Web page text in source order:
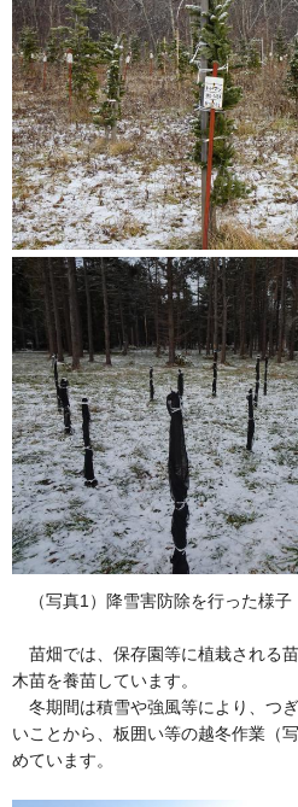
（写真1）降雪害防除を行った様子
苗畑では、保存園等に植栽される
木苗を養苗しています。
冬期間は積雪や強風等により、つ
いことから、板囲い等の越冬作業（
めています。